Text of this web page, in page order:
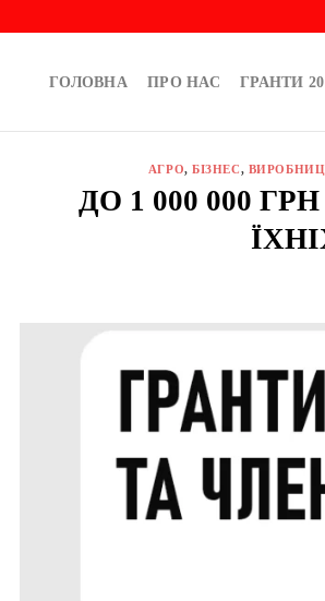
ГОЛОВНА ПРО НАС ГРАНТИ
АГРО,БІЗНЕС,
ДО 1 000 000